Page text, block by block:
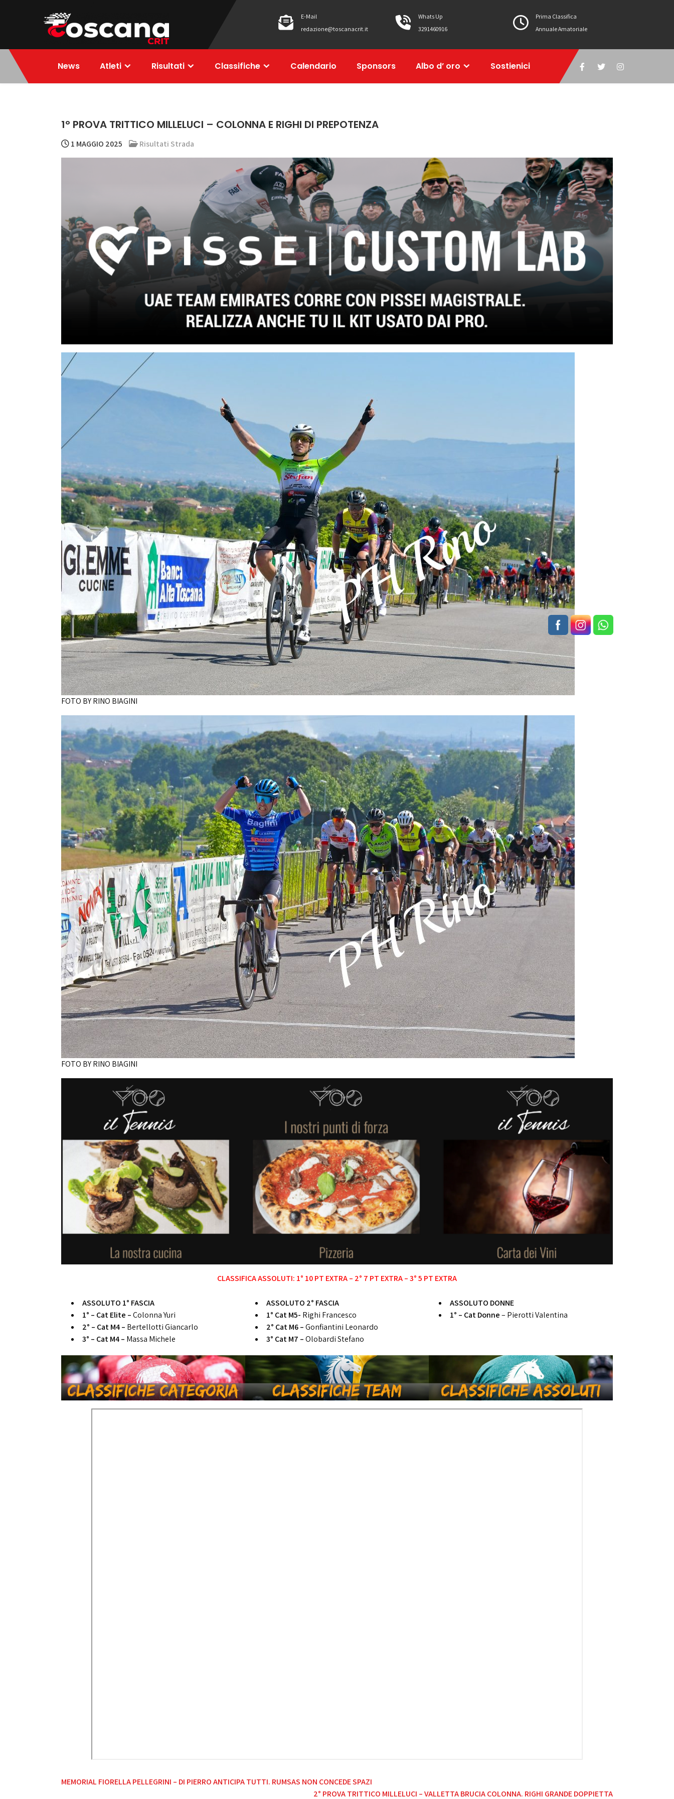
ToscanaCRIT
RIDE4WIN
E-Mail
redazione@toscanacrit.it
Whats Up
3291460916
Prima Classifica
Annuale Amatoriale
News Atleti Risultati Classifiche Calendario Sponsors Albo d’ oro Sostienici
1° PROVA TRITTICO MILLELUCI – COLONNA E RIGHI DI PREPOTENZA
1 MAGGIO 2025 Risultati Strada
FOTO BY RINO BIAGINI
FOTO BY RINO BIAGINI
CLASSIFICA ASSOLUTI: 1° 10 PT EXTRA – 2° 7 PT EXTRA – 3° 5 PT EXTRA
ASSOLUTO 1° FASCIA
1° – Cat Elite –Colonna Yuri
2° – Cat M4 – Bertellotti Giancarlo
3° – Cat M4 – Massa Michele
ASSOLUTO 2° FASCIA
1° Cat M5- Righi Francesco
2° Cat M6 –Gonfiantini Leonardo
3° Cat M7 –Olobardi Stefano
ASSOLUTO DONNE
1° – Cat Donne– Pierotti Valentina
Navigazione
MEMORIAL FIORELLA PELLEGRINI – DI PIERRO ANTICIPA TUTTI. RUMSAS NON CONCEDE SPAZI
2° PROVA TRITTICO MILLELUCI – VALLETTA BRUCIA COLONNA. RIGHI GRANDE DOPPIETTA